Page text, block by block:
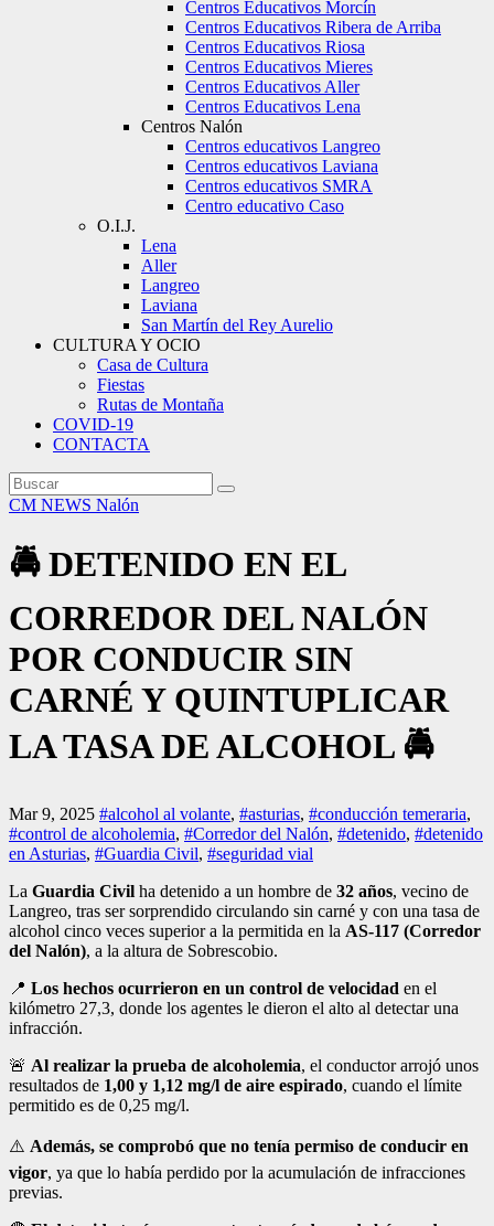
Centros Educativos Morcín
Centros Educativos Ribera de Arriba
Centros Educativos Riosa
Centros Educativos Mieres
Centros Educativos Aller
Centros Educativos Lena
Centros Nalón
Centros educativos Langreo
Centros educativos Laviana
Centros educativos SMRA
Centro educativo Caso
O.I.J.
Lena
Aller
Langreo
Laviana
San Martín del Rey Aurelio
CULTURA Y OCIO
Casa de Cultura
Fiestas
Rutas de Montaña
COVID-19
CONTACTA
CM NEWS Nalón
🚔 DETENIDO EN EL
CORREDOR DEL NALÓN
POR CONDUCIR SIN
CARNÉ Y QUINTUPLICAR
LA TASA DE ALCOHOL 🚔
Mar 9, 2025 #alcohol al volante, #asturias, #conducción temeraria,
#control de alcoholemia, #Corredor del Nalón, #detenido, #detenido
en Asturias, #Guardia Civil, #seguridad vial
La Guardia Civil ha detenido a un hombre de 32 años, vecino de
Langreo, tras ser sorprendido circulando sin carné y con una tasa de
alcohol cinco veces superior a la permitida en la AS-117 (Corredor
del Nalón), a la altura de Sobrescobio.
📍 Los hechos ocurrieron en un control de velocidad en el
kilómetro 27,3, donde los agentes le dieron el alto al detectar una
infracción.
🚨 Al realizar la prueba de alcoholemia, el conductor arrojó unos
resultados de 1,00 y 1,12 mg/l de aire espirado, cuando el límite
permitido es de 0,25 mg/l.
⚠️ Además, se comprobó que no tenía permiso de conducir en
vigor, ya que lo había perdido por la acumulación de infracciones
previas.